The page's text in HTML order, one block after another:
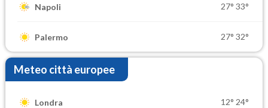
Napoli 27° 33°
Palermo 27° 32°
Meteo città europee
Londra 12° 24°